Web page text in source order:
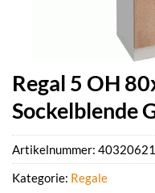
Regal 5 OH
Sockelblende
Artikelnummer:
Kategorie: Regale